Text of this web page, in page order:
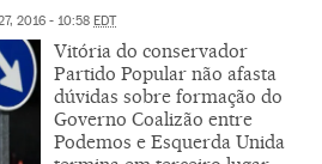
2016 - 10:58 EDT
Vitória do conservador
Partido Popular não afasta
dúvidas sobre formação do
Governo Coalizão entre
Podemos e Esquerda Unida